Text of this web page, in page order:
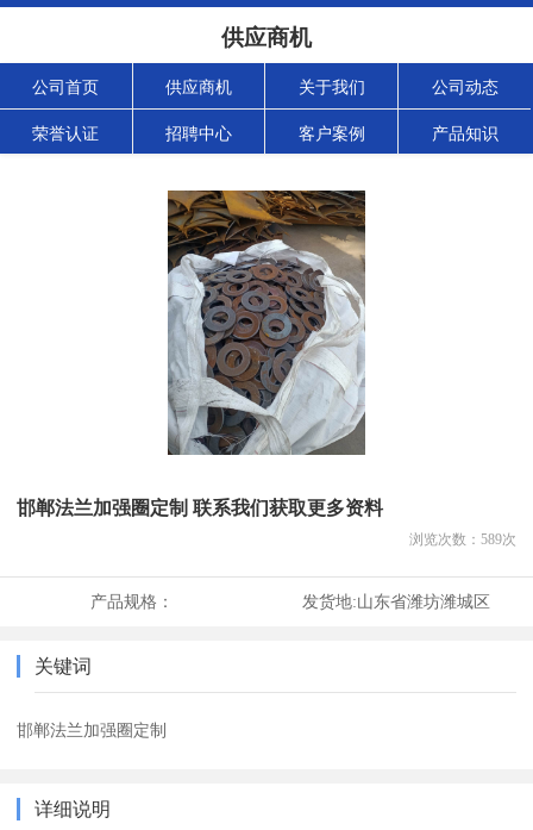
供应商机
公司首页 供应商机 关于我们 公司动态
荣誉认证 招聘中心 客户案例 产品知识
邯郸法兰加强圈定制 联系我们获取更多资料
浏览次数： 589次
产品规格： 发货地:山东省潍坊潍城区
关键词
邯郸法兰加强圈定制
详细说明